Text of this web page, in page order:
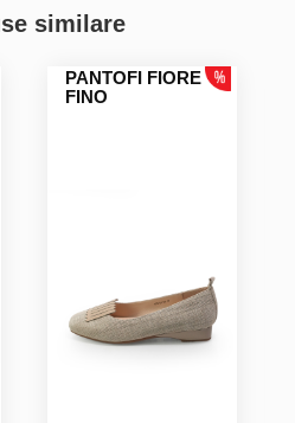
similare
PANTOFI FIORE
FINO